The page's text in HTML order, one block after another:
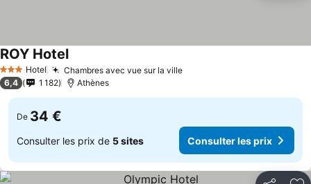
3 ÉtoilesHotel Chambres avec vue sur la ville
ROY Hotel
6,4 1 182 Athènes
De 34 €
Consulter les prix de 5 sites Consulter les prix